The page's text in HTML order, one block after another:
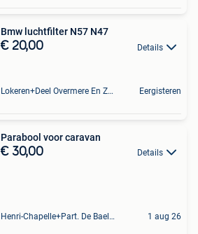
Bmw luchtfilter N57 N47
€ 20,00 Details
Lokeren+Deel Overmere En Zele Eergisteren
Parabool voor caravan
€ 30,00 Details
Henri-Chapelle+Part. De Baelen 1 aug 26